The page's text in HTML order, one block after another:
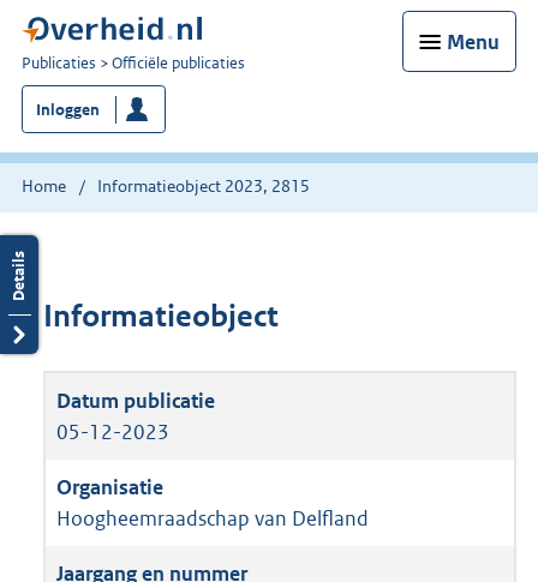
Menu
U
bent
nu
hier:
Publicaties Officiële publicaties
Inloggen
Home Informatieobject 2023, 2815
Informatieobject
05-12-2023
Hoogheemraadschap van Delfland